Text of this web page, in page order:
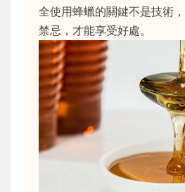
全使用蜂蠟的關鍵不是技術
禁忌，才能享受好處。